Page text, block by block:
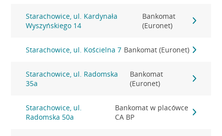
Starachowice, ul. Kardynała
Wyszyńskiego 14
Bankomat
(Euronet)
Starachowice, ul. Kościelna 7 Bankomat (Euronet)
Starachowice, ul. Radomska
35a
Bankomat
(Euronet)
Starachowice, ul.
Radomska 50a
Bankomat w placówce
CA BP